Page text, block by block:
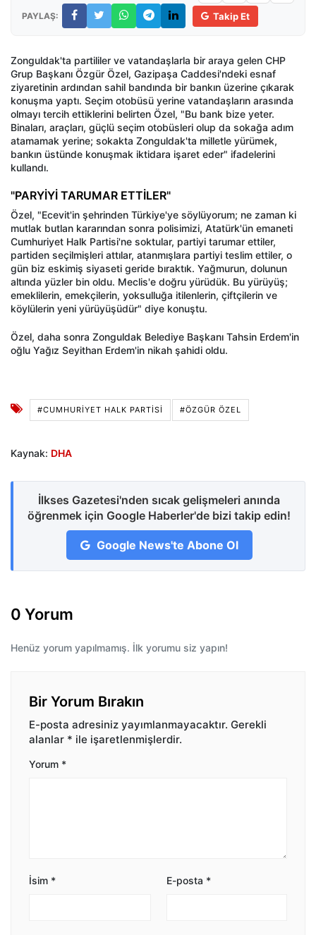
PAYLAŞ: Takip Et
Zonguldak'ta partililer ve vatandaşlarla bir araya gelen CHP
Grup Başkanı Özgür Özel, Gazipaşa Caddesi'ndeki esnaf
ziyaretinin ardından sahil bandında bir bankın üzerine çıkarak
konuşma yaptı. Seçim otobüsü yerine vatandaşların arasında
olmayı tercih ettiklerini belirten Özel, "Bu bank bize yeter.
Binaları, araçları, güçlü seçim otobüsleri olup da sokağa adım
atamamak yerine; sokakta Zonguldak'ta milletle yürümek,
bankın üstünde konuşmak iktidara işaret eder" ifadelerini
kullandı.
"PARYİYİ TARUMAR ETTİLER"
Özel, "Ecevit'in şehrinden Türkiye'ye söylüyorum; ne zaman ki
mutlak butlan kararından sonra polisimizi, Atatürk'ün emaneti
Cumhuriyet Halk Partisi'ne soktular, partiyi tarumar ettiler,
partiden seçilmişleri attılar, atanmışlara partiyi teslim ettiler, o
gün biz eskimiş siyaseti geride bıraktık. Yağmurun, dolunun
altında yüzler bin oldu. Meclis'e doğru yürüdük. Bu yürüyüş;
emeklilerin, emekçilerin, yoksulluğa itilenlerin, çiftçilerin ve
köylülerin yeni yürüyüşüdür" diye konuştu.
Özel, daha sonra Zonguldak Belediye Başkanı Tahsin Erdem'in
oğlu Yağız Seyithan Erdem'in nikah şahidi oldu.
#CUMHURİYET HALK PARTİSİ #ÖZGÜR ÖZEL
Kaynak: DHA
İlkses Gazetesi'nden sıcak gelişmeleri anında
öğrenmek için Google Haberler'de bizi takip edin!
Google News'te Abone Ol
0 Yorum
Henüz yorum yapılmamış. İlk yorumu siz yapın!
Bir Yorum Bırakın
E-posta adresiniz yayımlanmayacaktır. Gerekli
alanlar * ile işaretlenmişlerdir.
Yorum *
İsim * E-posta *